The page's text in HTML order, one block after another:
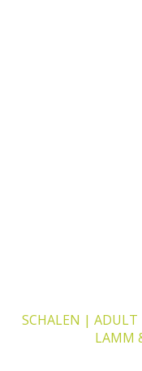
SCHALEN |
LAMM